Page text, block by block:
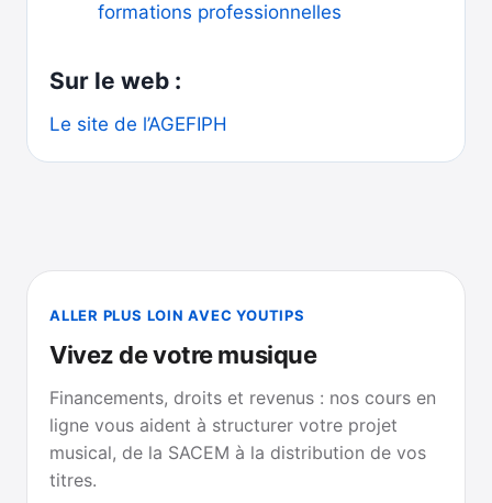
formations professionnelles
Sur le web :
Le site de l’AGEFIPH
ALLER PLUS LOIN AVEC YOUTIPS
Vivez de votre musique
Financements, droits et revenus : nos cours en
ligne vous aident à structurer votre projet
musical, de la SACEM à la distribution de vos
titres.